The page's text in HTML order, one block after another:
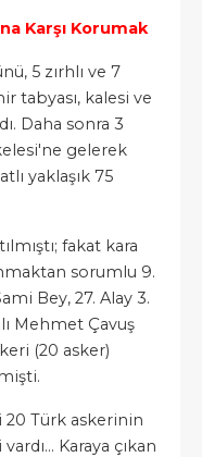
Karşı Korumak
5 zırhlı ve 7
tabyası, kalesi ve
Daha sonra 3
gelerek
yaklaşık 75
fakat kara
sorumlu 9.
Bey, 27. Alay 3.
Mehmet Çavuş
(20 asker)
20 Türk askerinin
Karaya çıkan